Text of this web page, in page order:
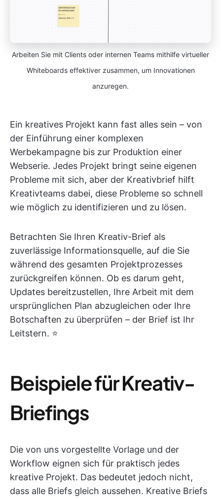
Arbeiten Sie mit Clients oder internen Teams mithilfe virtueller
Whiteboards effektiver zusammen, um Innovationen
anzuregen.
Ein kreatives Projekt kann fast alles sein – von
der Einführung einer komplexen
Werbekampagne bis zur Produktion einer
Webserie. Jedes Projekt bringt seine eigenen
Probleme mit sich, aber der Kreativbrief hilft
Kreativteams dabei, diese Probleme so schnell
wie möglich zu identifizieren und zu lösen.
Betrachten Sie Ihren Kreativ-Brief als
zuverlässige Informationsquelle, auf die Sie
während des gesamten Projektprozesses
zurückgreifen können. Ob es darum geht,
Updates bereitzustellen, Ihre Arbeit mit dem
ursprünglichen Plan abzugleichen oder Ihre
Botschaften zu überprüfen – der Brief ist Ihr
Leitstern. ⭐️
Beispiele für Kreativ-
Briefings
Die von uns vorgestellte Vorlage und der
Workflow eignen sich für praktisch jedes
kreative Projekt. Das bedeutet jedoch nicht,
dass alle Briefs gleich aussehen. Kreative Briefs